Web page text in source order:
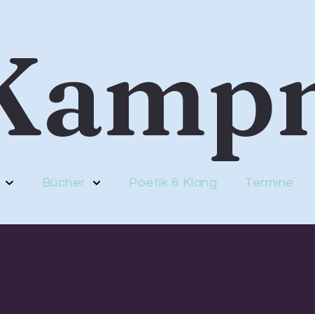
Bücher Poetik & Klang Termine